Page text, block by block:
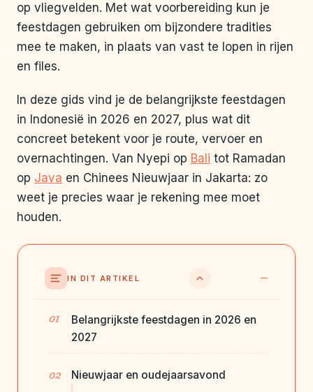
op vliegvelden. Met wat voorbereiding kun je
feestdagen gebruiken om bijzondere tradities
mee te maken, in plaats van vast te lopen in rijen
en files.
In deze gids vind je de belangrijkste feestdagen
in Indonesië in 2026 en 2027, plus wat dit
concreet betekent voor je route, vervoer en
overnachtingen. Van Nyepi op Bali tot Ramadan
op Java en Chinees Nieuwjaar in Jakarta: zo
weet je precies waar je rekening mee moet
houden.
IN DIT ARTIKEL
Belangrijkste feestdagen in 2026 en
2027
Nieuwjaar en oudejaarsavond